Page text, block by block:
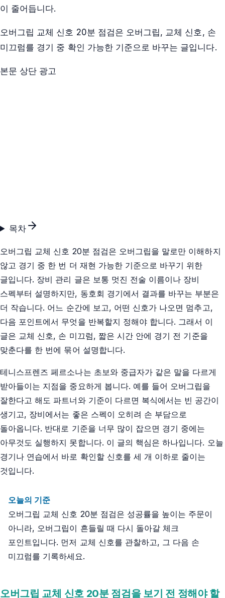
이 줄어듭니다.
오버그립 교체 신호 20분 점검은 오버그립, 교체 신호, 손
미끄럼를 경기 중 확인 가능한 기준으로 바꾸는 글입니다.
본문 상단 광고
목차
오버그립 교체 신호 20분 점검은 오버그립을 말로만 이해하지
않고 경기 중 한 번 더 재현 가능한 기준으로 바꾸기 위한
글입니다. 장비 관리 글은 보통 멋진 전술 이름이나 장비
스펙부터 설명하지만, 동호회 경기에서 결과를 바꾸는 부분은
더 작습니다. 어느 순간에 보고, 어떤 신호가 나오면 멈추고,
다음 포인트에서 무엇을 반복할지 정해야 합니다. 그래서 이
글은 교체 신호, 손 미끄럼, 짧은 시간 안에 경기 전 기준을
맞춘다를 한 번에 묶어 설명합니다.
테니스프렌즈 페르소나는 초보와 중급자가 같은 말을 다르게
받아들이는 지점을 중요하게 봅니다. 예를 들어 오버그립을
잘한다고 해도 파트너와 기준이 다르면 복식에서는 빈 공간이
생기고, 장비에서는 좋은 스펙이 오히려 손 부담으로
돌아옵니다. 반대로 기준을 너무 많이 잡으면 경기 중에는
아무것도 실행하지 못합니다. 이 글의 핵심은 하나입니다. 오늘
경기나 연습에서 바로 확인할 신호를 세 개 이하로 줄이는
것입니다.
오늘의 기준
오버그립 교체 신호 20분 점검은 성공률을 높이는 주문이
아니라, 오버그립이 흔들릴 때 다시 돌아갈 체크
포인트입니다. 먼저 교체 신호를 관찰하고, 그 다음 손
미끄럼를 기록하세요.
오버그립 교체 신호 20분 점검을 보기 전 정해야 할